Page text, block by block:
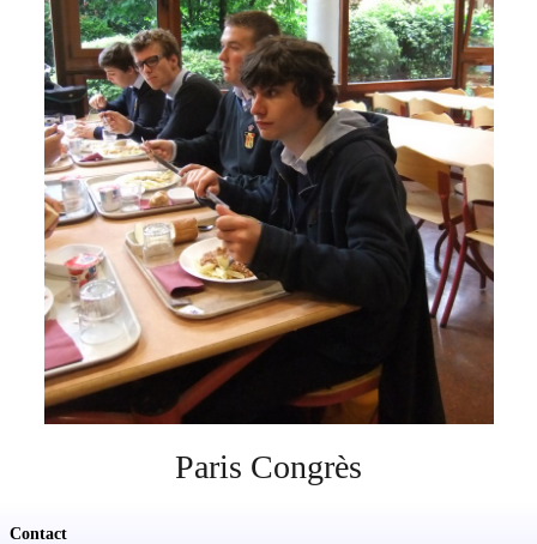
Soutien
Sponsoring
Événements
Paris Congrès
Contact